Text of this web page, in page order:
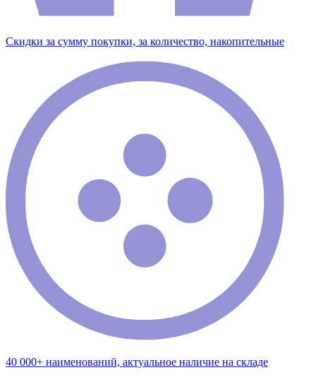
Скидки за сумму покупки, за количество, накопительные
40 000+ наименований, актуальное наличие на складе